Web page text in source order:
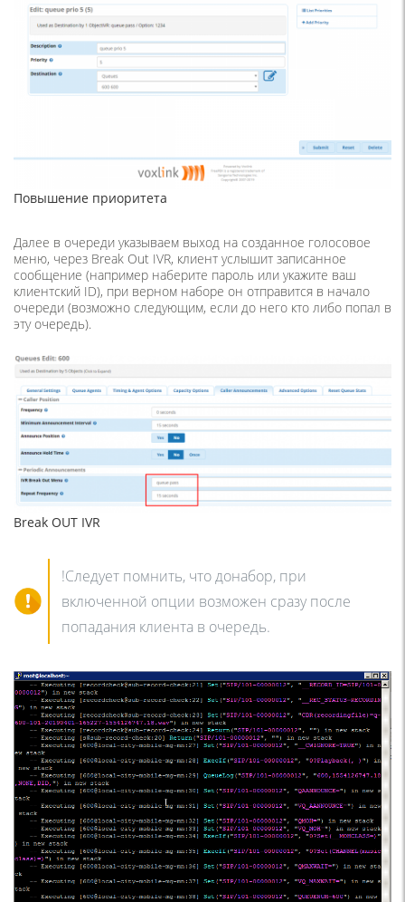
Повышение приоритета
Далее в очереди указываем выход на созданное голосовое
меню, через Break Out IVR, клиент услышит записанное
сообщение (например наберите пароль или укажите ваш
клиентский ID), при верном наборе он отправится в начало
очереди (возможно следующим, если до него кто либо попал в
эту очередь).
Break OUT IVR
!Следует помнить, что донабор, при
включенной опции возможен сразу после
попадания клиента в очередь.